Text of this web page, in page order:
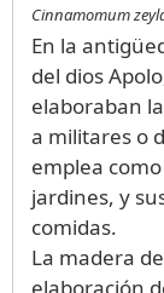
Cinnamomum
En la
del dios
elaboraban
a militares o
emplea
jardines, y
comidas.
La madera
elaboración